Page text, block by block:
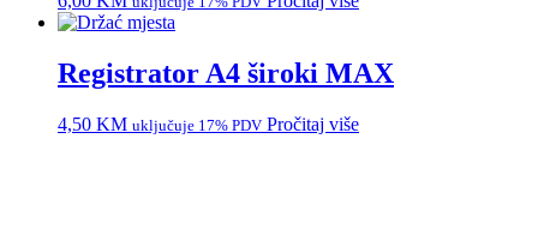
Registrator A4 široki MAX
4,50 KM uključuje 17% PDV Pročitaj više